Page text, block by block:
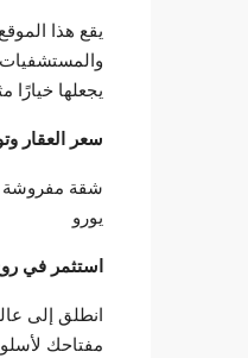
يقع هذا
يجعلها خيارًا
سعر العقار
يورو
استثمر في
انطلق إلى
مفتاحك